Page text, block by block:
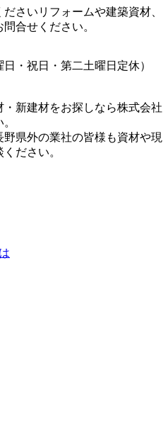
ださい リフォームや建築資材、
合せください。
・祝日・第二土曜日定休）
新建材をお探しなら株式会社
県外の業社の皆様も資材や現
ださい。